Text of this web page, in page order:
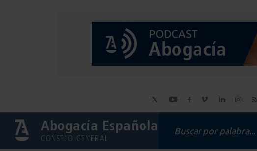
Abogacía Española
CONSEJO GENERAL